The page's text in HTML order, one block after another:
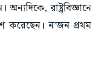
রাষ্ট্রবিজ্ঞানে
ন’জন প্রথম